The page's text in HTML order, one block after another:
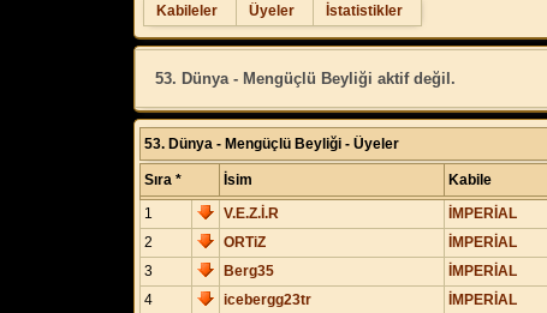
Kabileler Üyeler İstatistikler
53. Dünya - Mengüçlü Beyliği aktif değil.
53. Dünya - Mengüçlü Beyliği - Üyeler
Sıra * İsim Kabile
1
V.E.Z.İ.R İMPERİAL
2
ORTiZ İMPERİAL
3
Berg35 İMPERİAL
4
icebergg23tr İMPERİAL